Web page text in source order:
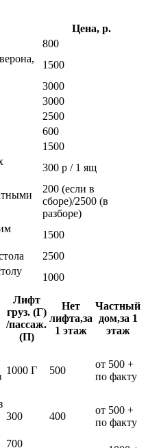
Цена, р.
800
1500
3000
3000
2500
600
1500
300 р / 1 ящ
200 (если в
сборе)/2500 (в
разборе)
1500
2500
1000
Лифт
груз. (Г)
/пассаж.
(П)
Нет
лифта,за
1 этаж
Частный
дом,за 1
этаж
1000 Г 500
от 500 +
по факту
300 400
от 500 +
по факту
700